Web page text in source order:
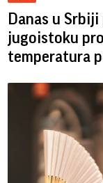
Danas u
jugoistoku
temperatura